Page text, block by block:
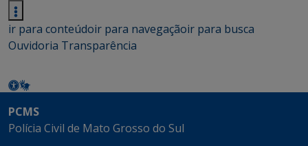
ir para conteúdoir para navegaçãoir para busca
Ouvidoria Transparência
PCMS
Polícia Civil de Mato Grosso do Sul